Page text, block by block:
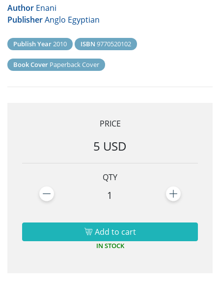
Author Enani
PublisherAnglo Egyptian
Publish Year 2010 ISBN 9770520102
Book Cover Paperback Cover
PRICE
5 USD
QTY
1
Add to cart
IN STOCK